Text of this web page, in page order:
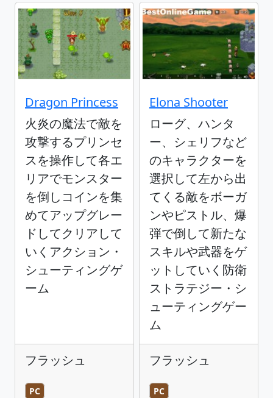
Dragon Princess
火炎の魔法で敵を
攻撃するプリンセ
スを操作して各エ
リアでモンスター
を倒しコインを集
めてアップグレー
ドしてクリアして
いくアクション・
シューティングゲ
ーム
フラッシュ
PC
Elona Shooter
ローグ、ハンタ
ー、シェリフなど
のキャラクターを
選択して左から出
てくる敵をボーガ
ンやピストル、爆
弾で倒して新たな
スキルや武器をゲ
ットしていく防衛
ストラテジー・シ
ューティングゲー
ム
フラッシュ
PC